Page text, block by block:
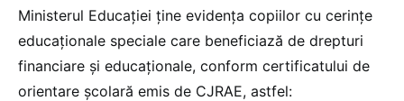
Ministerul Educației ține evidența copiilor cu cerințe
educaționale speciale care beneficiază de drepturi
financiare și educaționale, conform certificatului de
orientare școlară emis de CJRAE, astfel: